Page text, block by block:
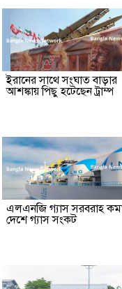
ইরানের সাথে সংঘাত বাড়ার
আশঙ্কায় পিছু হটেছেন ট্রাম্প
এলএনজি গ্যাস সরবরাহ
দেশে গ্যাস সংকট